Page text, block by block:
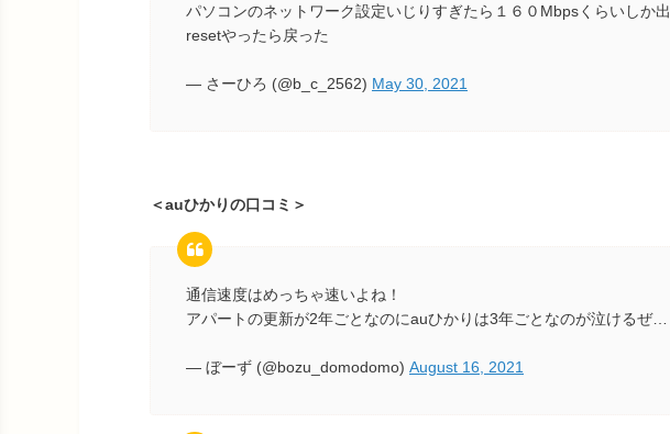
パソコンのネットワーク設定いじりすぎたら１６０Mbpsくらいしか
resetやったら戻った
— さーひろ (@b_c_2562) May 30, 2021
＜auひかりの口コミ＞
通信速度はめっちゃ速いよね！
アパートの更新が2年ごとなのにauひかりは3年ごとなのが泣けるぜ…
— ぼーず (@bozu_domodomo) August 16, 2021